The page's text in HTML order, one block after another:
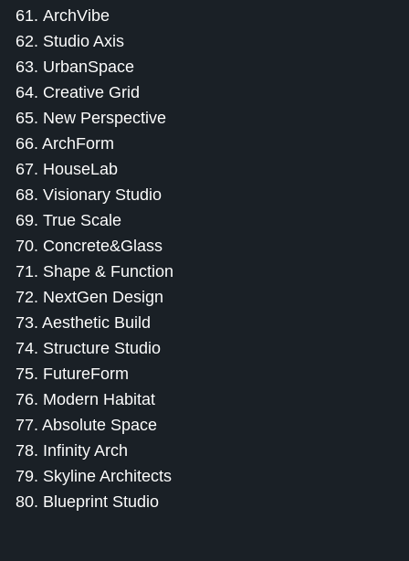
61. ArchVibe
62. Studio Axis
63. UrbanSpace
64. Creative Grid
65. New Perspective
66. ArchForm
67. HouseLab
68. Visionary Studio
69. True Scale
70. Concrete&Glass
71. Shape & Function
72. NextGen Design
73. Aesthetic Build
74. Structure Studio
75. FutureForm
76. Modern Habitat
77. Absolute Space
78. Infinity Arch
79. Skyline Architects
80. Blueprint Studio